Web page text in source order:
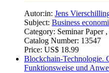
Autor:in: Jens
Subject: Business
Category: Seminar Paper
Catalog Number: 13547
Price: US$ 18.99
Blockchain-Technologie.
Funktionsweise und